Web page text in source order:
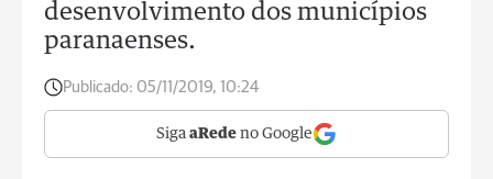
desenvolvimento dos municípios
paranaenses.
Publicado: 05/11/2019, 10:24
Siga aRede no Google